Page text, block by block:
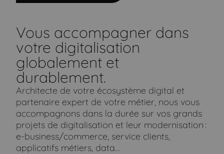
Vous accompagner dans
votre digitalisation
globalement et
durablement.
Architecte de votre écosystème digital et
partenaire expert de votre métier, nous vous
accompagnons dans la durée sur vos grands
projets de digitalisation et leur modernisation :
e-business/commerce, service clients,
applicatifs métiers, data…